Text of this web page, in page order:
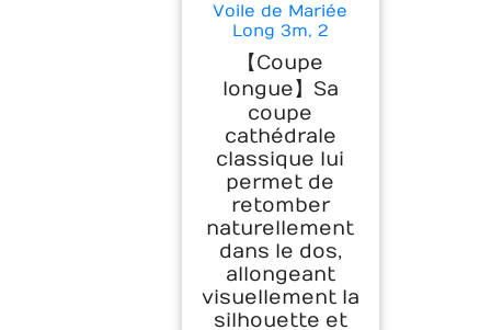
Voile de Mariée
Long 3m, 2
Couches
Cathédrale avec
Peigne, Voile de
Mariage Élégant
Classique pour
Femmes
Accessoires de
Mariée(Blanc
Lvoire)
【Coupe
longue】Sa
coupe
cathédrale
classique lui
permet de
retomber
naturellement
dans le dos,
allongeant
visuellement la
silhouette et